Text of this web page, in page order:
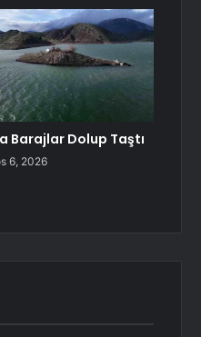
Barajlar Dolup Taştı
6, 2026